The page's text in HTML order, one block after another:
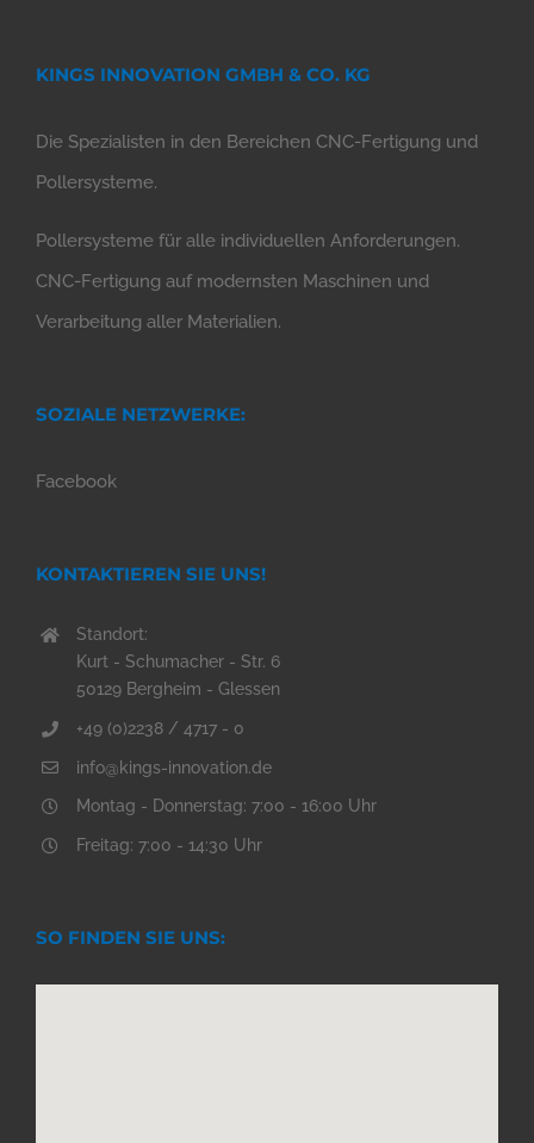
KINGS INNOVATION GMBH & CO. KG
Die Spezialisten in den Bereichen CNC-Fertigung und
Pollersysteme.
Pollersysteme für alle individuellen Anforderungen.
CNC-Fertigung auf modernsten Maschinen und
Verarbeitung aller Materialien.
SOZIALE NETZWERKE:
Facebook
KONTAKTIEREN SIE UNS!
Standort:
Kurt - Schumacher - Str. 6
50129 Bergheim - Glessen
+49 (0)2238 / 4717 - 0
info@kings-innovation.de
Montag - Donnerstag: 7:00 - 16:00 Uhr
Freitag: 7:00 - 14:30 Uhr
SO FINDEN SIE UNS: